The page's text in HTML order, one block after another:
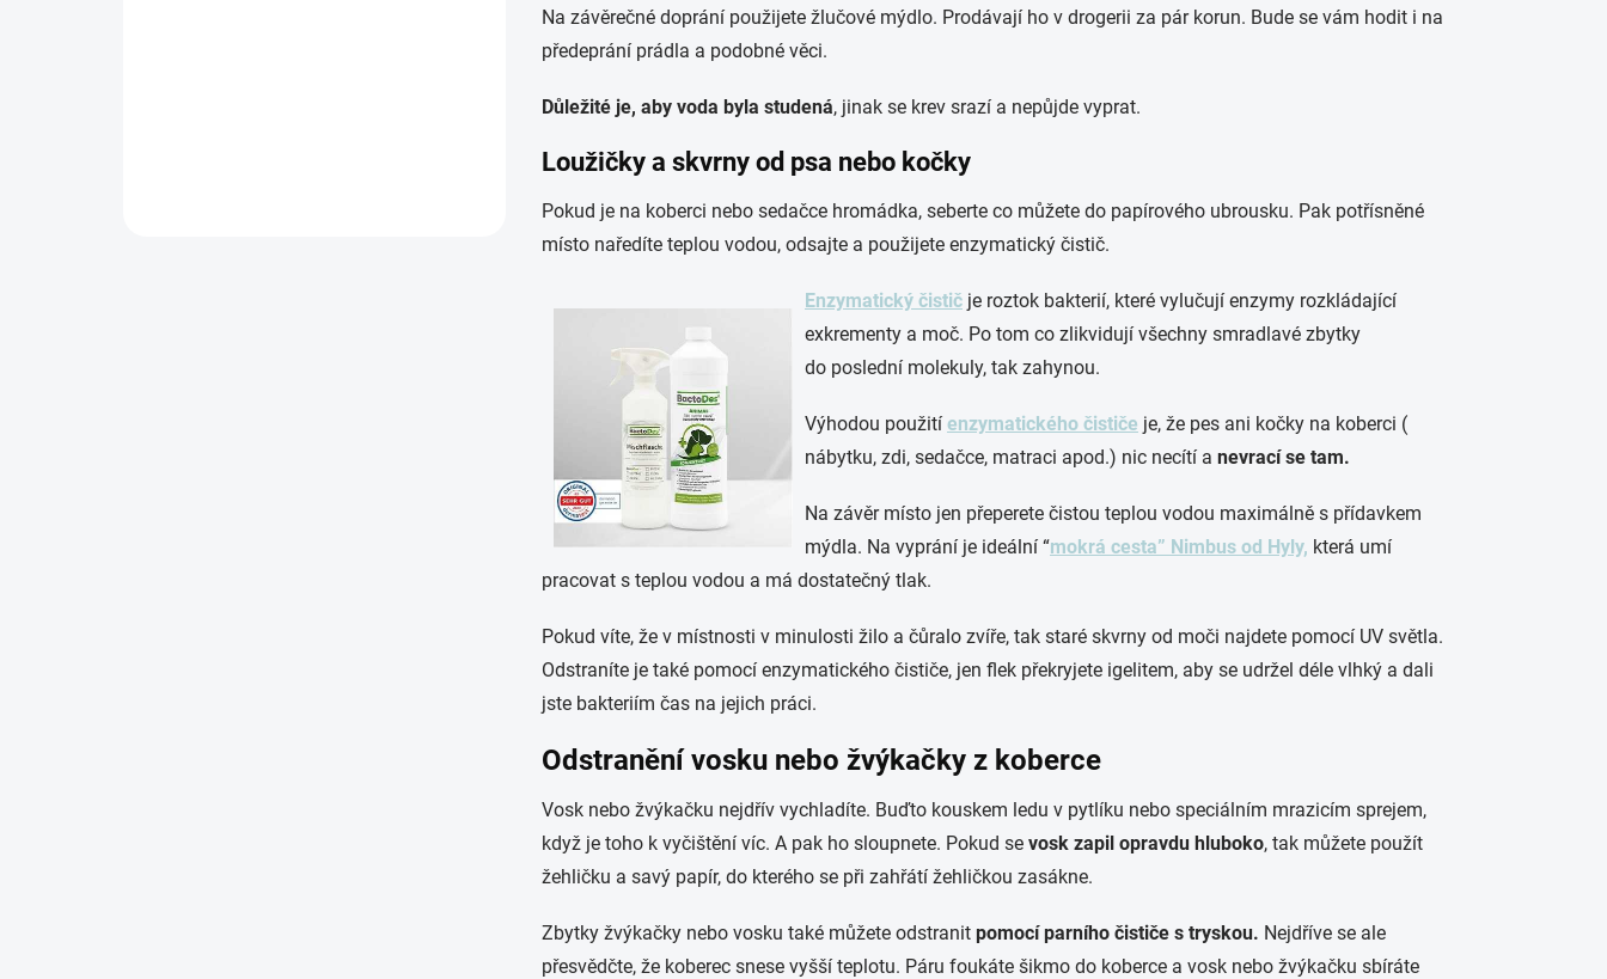
Na závěrečné doprání použijete žlučové mýdlo. Prodávají ho v drogerii za pár korun. Bude se vám hodit i na
předeprání prádla a podobné věci.
Důležité je, aby voda byla studená, jinak se krev srazí a nepůjde vyprat.
Loužičky a skvrny od psa nebo kočky
Pokud je na koberci nebo sedačce hromádka, seberte co můžete do papírového ubrousku. Pak potřísněné
místo naředíte teplou vodou, odsajte a použijete enzymatický čistič.
Enzymatický čistič je roztok bakterií, které vylučují enzymy rozkládající
exkrementy a moč. Po tom co zlikvidují všechny smradlavé zbytky
do poslední molekuly, tak zahynou.
Výhodou použití enzymatického čističe je, že pes ani kočky na koberci (
nábytku, zdi, sedačce, matraci apod.) nic necítí a nevrací se tam.
Na závěr místo jen přeperete čistou teplou vodou maximálně s přídavkem
mýdla. Na vyprání je ideální “mokrá cesta” Nimbus od Hyly, která umí
pracovat s teplou vodou a má dostatečný tlak.
Pokud víte, že v místnosti v minulosti žilo a čůralo zvíře, tak staré skvrny od moči najdete pomocí UV světla.
Odstraníte je také pomocí enzymatického čističe, jen flek překryjete igelitem, aby se udržel déle vlhký a dali
jste bakteriím čas na jejich práci.
Odstranění vosku nebo žvýkačky z koberce
Vosk nebo žvýkačku nejdřív vychladíte. Buďto kouskem ledu v pytlíku nebo speciálním mrazicím sprejem,
když je toho k vyčištění víc. A pak ho sloupnete. Pokud se vosk zapil opravdu hluboko, tak můžete použít
žehličku a savý papír, do kterého se při zahřátí žehličkou zasákne.
Zbytky žvýkačky nebo vosku také můžete odstranit pomocí parního čističe s tryskou. Nejdříve se ale
přesvědčte, že koberec snese vyšší teplotu. Páru foukáte šikmo do koberce a vosk nebo žvýkačku sbíráte